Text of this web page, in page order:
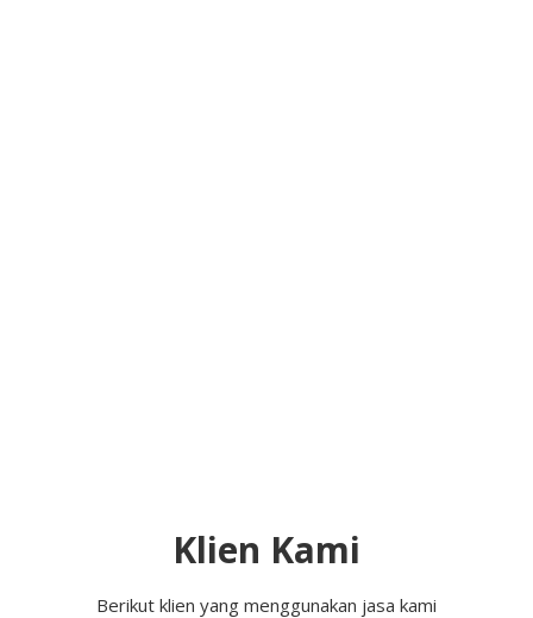
Klien Kami
Berikut klien yang menggunakan jasa kami